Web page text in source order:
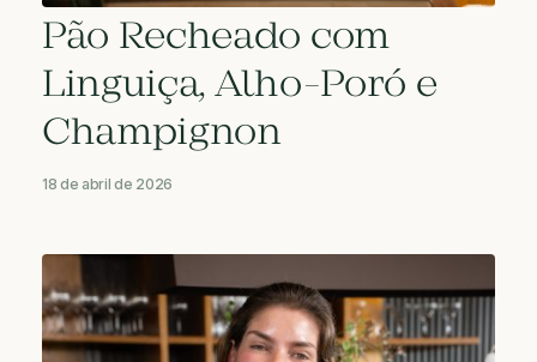
Pão Recheado com
Linguiça, Alho-Poró e
Champignon
18 de abril de 2026